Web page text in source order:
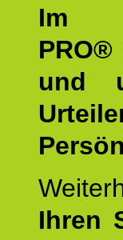
Im
PRO®
und
Ihren